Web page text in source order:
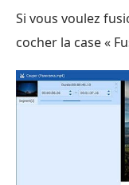
Si vous voulez
cocher la case «